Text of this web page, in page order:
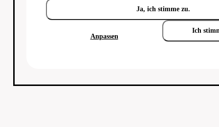
Ja, ich stimme zu.
Anpassen
Ich